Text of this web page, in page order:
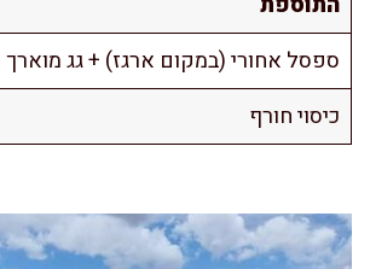
ספסל אחורי (במקום ארגז) + גג מוארך
כיסוי חורף